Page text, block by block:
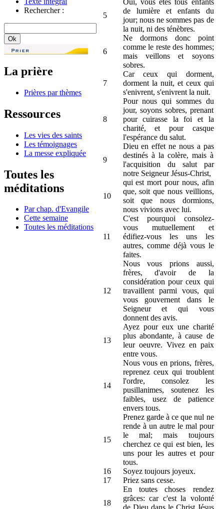
Rechercher :
La prière
Prières par thèmes
Ressources
Les vies des saints
Les témoignages
La messe expliquée
Toutes les
méditations
Par chap. d'Evangile
Cette semaine
Toutes les méditations
5
de lumière et enfants du
jour; nous ne sommes pas de
la nuit, ni des ténèbres.
6
Ne dormons donc point
comme le reste des hommes;
mais veillons et soyons
sobres.
7
Car ceux qui dorment,
dorment la nuit, et ceux qui
s'enivrent, s'enivrent la nuit.
8
Pour nous qui sommes du
jour, soyons sobres, prenant
pour cuirasse la foi et la
charité, et pour casque
l'espérance du salut.
9
Dieu en effet ne nous a pas
destinés à la colère, mais à
l'acquisition du salut par
notre Seigneur Jésus-Christ,
10
qui est mort pour nous, afin
que, soit que nous veillions,
soit que nous dormions,
nous vivions avec lui.
11
C'est pourquoi consolez-
vous mutuellement et
édifiez-vous les uns les
autres, comme déjà vous le
faites.
12
Nous vous prions aussi,
frères, d'avoir de la
considération pour ceux qui
travaillent parmi vous, qui
vous gouvernent dans le
Seigneur et qui vous
donnent des avis.
13
Ayez pour eux une charité
plus abondante, à cause de
leur oeuvre. Vivez en paix
entre vous.
14
Nous vous en prions, frères,
reprenez ceux qui troublent
l'ordre, consolez les
pusillanimes, soutenez les
faibles, usez de patience
envers tous.
15
Prenez garde à ce que nul ne
rende à un autre le mal pour
le mal; mais toujours
cherchez ce qui est bien, les
uns pour les autres et pour
tous.
16
Soyez toujours joyeux.
17
Priez sans cesse.
18
En toutes choses rendez
grâces: car c'est la volonté
de Dieu dans le Christ Jésus